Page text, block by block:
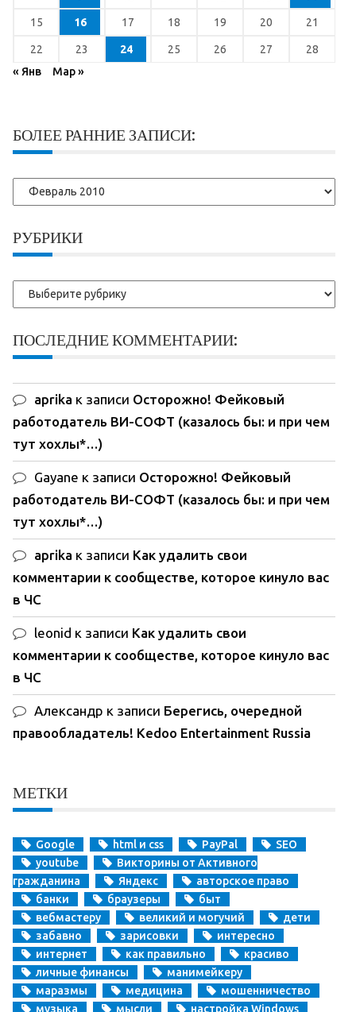
15 16 17 18 19 20 21
22 23 24 25 26 27
28
« Янв
Мар »
БОЛЕЕ РАННИЕ ЗАПИСИ:
Более
ранние
РУБРИКИ
Рубрики
ПОСЛЕДНИЕ КОММЕНТАРИИ:
aprika к записи Осторожно! Фейковый
работодатель ВИ-СОФТ (казалось бы: и при чем
тут хохлы*…)
Gayane к записи Осторожно! Фейковый
работодатель ВИ-СОФТ (казалось бы: и при чем
тут хохлы*…)
aprika к записи Как удалить свои
комментарии к сообществе, которое кинуло вас
в ЧС
leonid к записи Как удалить свои
комментарии к сообществе, которое кинуло вас
в ЧС
Александр к записи Берегись, очередной
правообладатель! Kedoo Entertainment Russia
МЕТКИ
Google html и css PayPal
SEO
youtube
Викторины от Активного
гражданина
Яндекс
авторское право
банки
браузеры
быт
вебмастеру
великий и могучий
дети
забавно
зарисовки
интересно
интернет
как правильно
красиво
личные финансы
манимейкеру
маразмы
медицина
мошенничество
музыка
мысли настройка Windows